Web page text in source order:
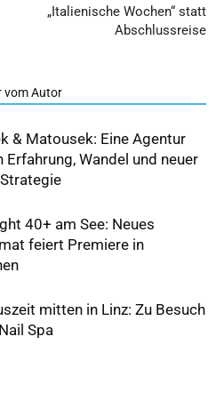
„Italienische Wochen“ statt
Abschlussreise
vom Autor
& Matousek: Eine Agentur
Erfahrung, Wandel und neuer
40+ am See: Neues
feiert Premiere in
mitten in Linz: Zu Besuch
Spa